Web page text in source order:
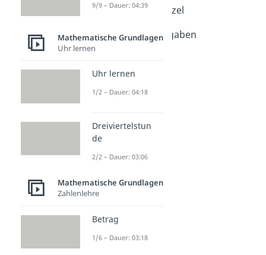
Potenzgesetze Wurzel
Potenzgesetze Aufgaben
Dauer: 03:19
9/9 – Dauer: 04:39
Mathematische Grundlagen
Uhr lernen
Uhr lernen
1/2 – Dauer: 04:18
Dreiviertelstun
de
2/2 – Dauer: 03:06
Mathematische Grundlagen
Zahlenlehre
Betrag
1/6 – Dauer: 03:18